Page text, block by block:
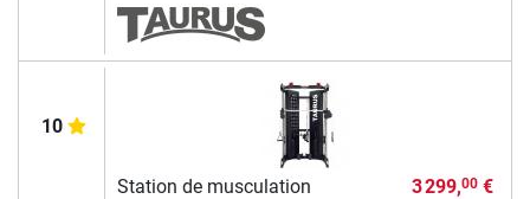
10
Station de musculation
3 299,00€